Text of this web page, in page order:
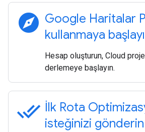
explore Google Haritalar
kullanmaya
Hesap oluşturun, Cloud
derlemeye başlayın.
done_all İlk Rota
isteğinizi gönderin